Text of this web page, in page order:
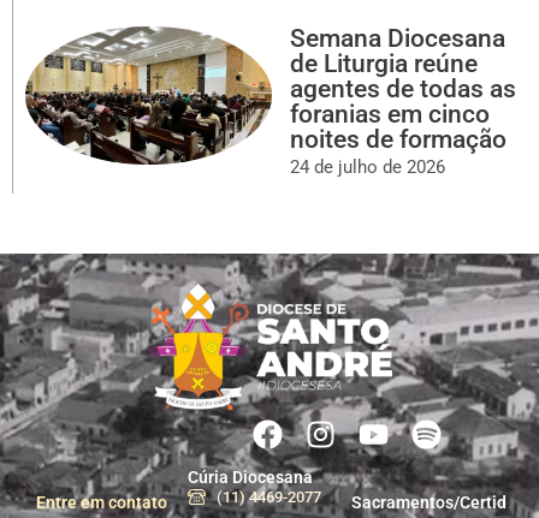
Semana Diocesana
de Liturgia reúne
agentes de todas as
foranias em cinco
noites de formação
24 de julho de 2026
Entre em contato
Cúria Diocesana
(11) 4469-2077
Sacramentos/Certid